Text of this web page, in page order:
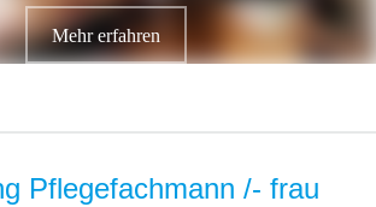
Mehr erfahren
Pflegefachmann /- frau